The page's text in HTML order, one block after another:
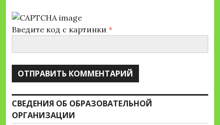
Введите код с картинки *
СВЕДЕНИЯ ОБ ОБРАЗОВАТЕЛЬНОЙ
ОРГАНИЗАЦИИ